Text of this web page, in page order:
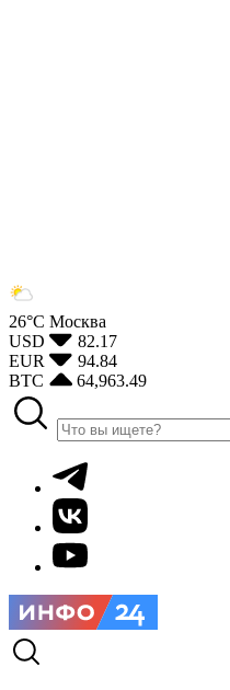
26°С Москва
USD
82.17
EUR
94.84
BTC
64,963.49